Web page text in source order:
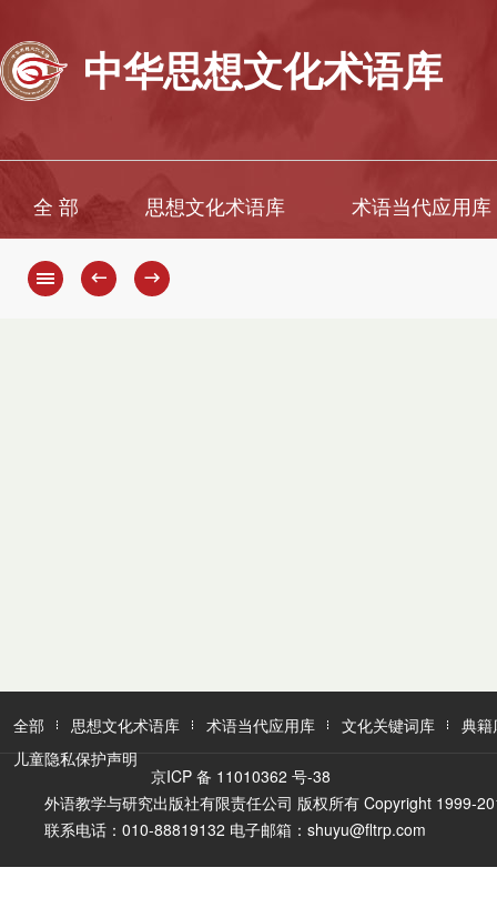
中华思想文化术语库
全 部 思想文化术语库 术语当代应用库
← →
全部 思想文化术语库 术语当代应用库 文化关键词库
典籍
儿童隐私保护声明
京ICP 备 11010362 号-38
外语教学与研究出版社有限责任公司 版权所有 Copyright 1999-
联系电话：010-88819132 电子邮箱：shuyu@fltrp.com